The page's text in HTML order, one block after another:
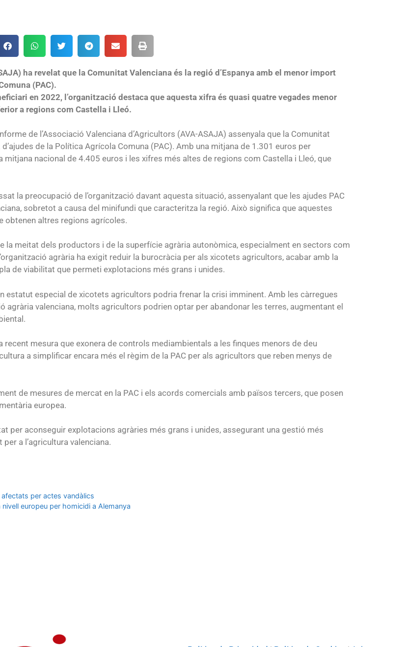
ha revelat que la Comunitat Valenciana és la regió d’Espanya amb el menor import
(PAC).
en 2022, l’organització destaca que aquesta xifra és quasi quatre vegades menor
a regions com Castella i Lleó.
de l’Associació Valenciana d’Agricultors (AVA-ASAJA) assenyala que la Comunitat
de la Política Agrícola Comuna (PAC). Amb una mitjana de 1.301 euros per
nacional de 4.405 euros i les xifres més altes de regions com Castella i Lleó, que
la preocupació de l’organització davant aquesta situació, assenyalant que les ajudes PAC
sobretot a causa del minifundi que caracteritza la regió. Això significa que aquestes
obtenen altres regions agrícoles.
la meitat dels productors i de la superfície agrària autonòmica, especialment en sectors com
agrària ha exigit reduir la burocràcia per als xicotets agricultors, acabar amb la
de viabilitat que permeti explotacions més grans i unides.
estatut especial de xicotets agricultors podria frenar la crisi imminent. Amb les càrregues
agrària valenciana, molts agricultors podrien optar per abandonar les terres, augmentant el
mesura que exonera de controls mediambientals a les finques menors de deu
a simplificar encara més el règim de la PAC per als agricultors que reben menys de
de mesures de mercat en la PAC i els acords comercials amb països tercers, que posen
europea.
per aconseguir explotacions agràries més grans i unides, assegurant una gestió més
a l’agricultura valenciana.
afectats per actes vandàlics
europeu per homicidi a Alemanya